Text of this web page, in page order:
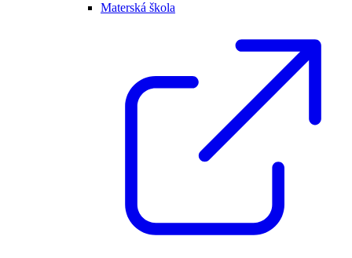
Materská škola